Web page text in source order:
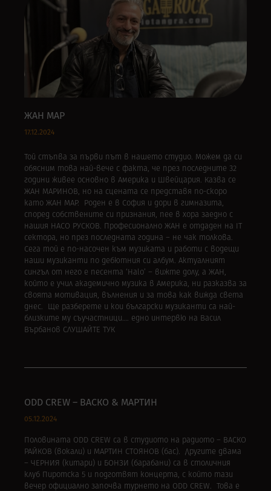
ЖАН МАР
17.12.2024
Той стъпва за първи път в нашето студио. Можем да си
обясним това най-вече с факта, че през последните 32
години живее основно в Америка и Швейцария. Казва се
ЖАН МАРИНОВ, но на сцената се представя по-скоро
като ЖАН МАР. Роден е в София и дори в гимназита,
според собствените си признания, пее в хора заедно с
нашия НАСО РУСКОВ. Професионално ЖАН е отдаден на IT
сектора, но през последната година – не чак толкова.
Сега той е по-насочен към музиката и работи с водещи
наши музиканти по дебютния си албум. Актуалният
сингъл от него е песeнта ‘Halo’ – вижте долу, а ЖАН,
който е учил академично музика в Америка, ни разказва за
своята мотивация, вълнения и за това как вижда света
днес. Ще разберете и кои български музиканти са най-
близките му съучастници…. едно интервю на Васил
Върбанов СЛУШАЙТЕ ТУК
ODD CREW – ВАСКО & МАРТИН
05.12.2024
Половината ODD CREW са в студиото на радиото – ВАСКО
РАЙКОВ (вокали) и МАРТИН СТОЯНОВ (бас). Другите двама
– ЧЕРНИЯ (китари) и БОНЗИ (барабани) са в столичния
клуб Пиротска 5 и подготвят концерта, с който тази
вечер официално започва турнето на ODD CREW. Това е